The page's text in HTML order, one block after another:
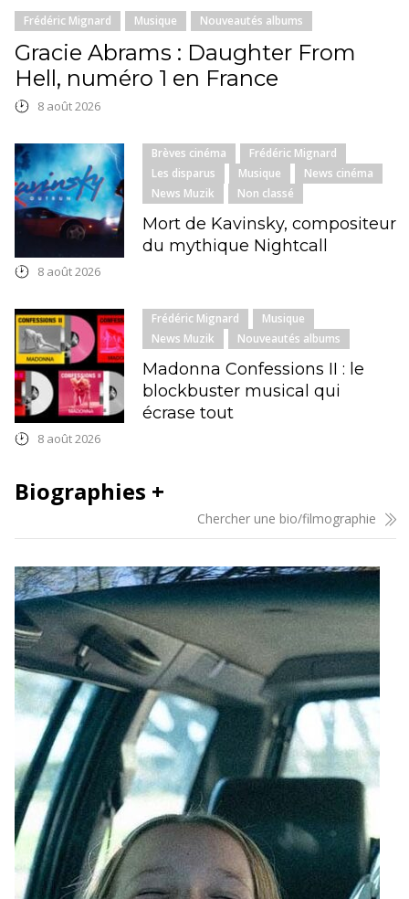
Frédéric Mignard Musique Nouveautés albums
Gracie Abrams : Daughter From
Hell, numéro 1 en France
8 août 2026
Brèves cinéma
Frédéric Mignard
Les disparus
Musique
News cinéma
News Muzik
Non classé
Mort de Kavinsky, compositeur
du mythique Nightcall
8 août 2026
Frédéric Mignard
Musique
News Muzik
Nouveautés albums
Madonna Confessions II : le
blockbuster musical qui
écrase tout
8 août 2026
Biographies +
Chercher une bio/filmographie